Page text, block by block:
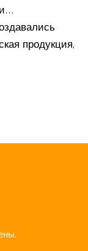
продукция,
новых
росту и